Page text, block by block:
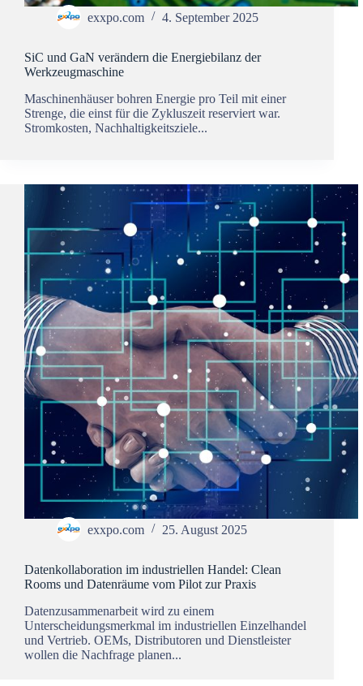
exxpo.com 4. September 2025
SiC und GaN verändern die Energiebilanz der
Werkzeugmaschine
Maschinenhäuser bohren Energie pro Teil mit einer
Strenge, die einst für die Zykluszeit reserviert war.
Stromkosten, Nachhaltigkeitsziele...
exxpo.com 25. August 2025
Datenkollaboration im industriellen Handel: Clean
Rooms und Datenräume vom Pilot zur Praxis
Datenzusammenarbeit wird zu einem
Unterscheidungsmerkmal im industriellen Einzelhandel
und Vertrieb. OEMs, Distributoren und Dienstleister
wollen die Nachfrage planen...